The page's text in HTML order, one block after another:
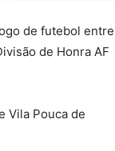
de futebol entre
de Honra AF
Vila Pouca de